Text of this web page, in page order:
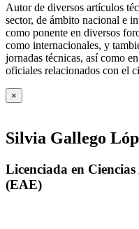
Autor de diversos artículos
sector, de ámbito nacional e
como ponente en diversos
como internacionales, y
jornadas técnicas, así como
oficiales relacionados con el
×
Silvia Gallego
Licenciada en
(EAE)